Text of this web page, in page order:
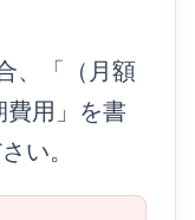
、「（月額
費用」を書
い。